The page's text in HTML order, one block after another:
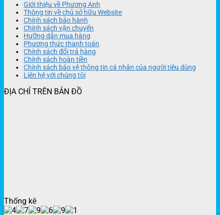
Giới thiệu về Phương Anh
Thông tin về chủ sở hữu Website
Chính sách bảo hành
Chính sách vận chuyển
Hưỡng dẫn mua hàng
Phương thức thanh toán
Chính sách đổi trả hàng
Chính sách hoàn tiền
Chính sách bảo vệ thông tin cá nhân của người tiêu dùng
Liên hệ với chúng tôi
ĐỊA CHỈ TRÊN BẢN ĐỒ
Thống kê